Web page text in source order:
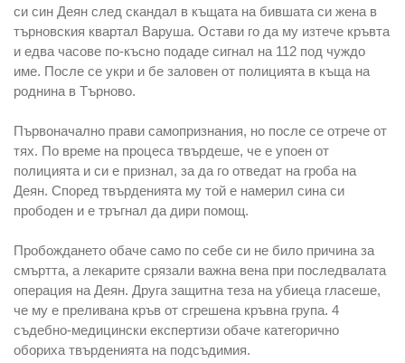
си син Деян след скандал в къщата на бившата си жена в
търновския квартал Варуша. Остави го да му изтече кръвта
и едва часове по-късно подаде сигнал на 112 под чуждо
име. После се укри и бе заловен от полицията в къща на
роднина в Търново.
Първоначално прави самопризнания, но после се отрече от
тях. По време на процеса твърдеше, че е упоен от
полицията и си е признал, за да го отведат на гроба на
Деян. Според твърденията му той е намерил сина си
прободен и е тръгнал да дири помощ.
Пробождането обаче само по себе си не било причина за
смъртта, а лекарите срязали важна вена при последвалата
операция на Деян. Друга защитна теза на убиеца гласеше,
че му е преливана кръв от сгрешена кръвна група. 4
съдебно-медицински експертизи обаче категорично
обориха твърденията на подсъдимия.